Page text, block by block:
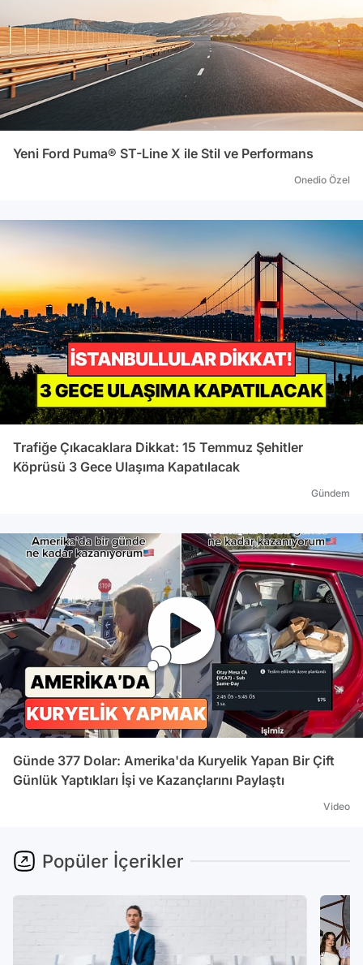
Yeni Ford Puma® ST-Line X ile Stil ve Performans
Onedio Özel
Trafiğe Çıkacaklara Dikkat: 15 Temmuz Şehitler
Köprüsü 3 Gece Ulaşıma Kapatılacak
Gündem
Günde 377 Dolar: Amerika'da Kuryelik Yapan Bir Çift
Günlük Yaptıkları İşi ve Kazançlarını Paylaştı
Video
Popüler İçerikler